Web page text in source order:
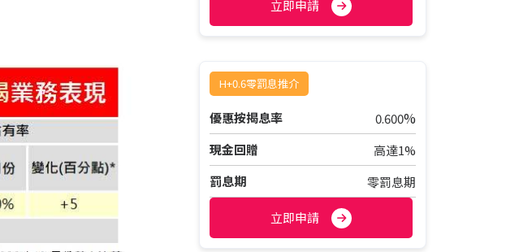
立即申請
H+0.6零罰息推介
優惠按揭息率 0.600%
現金回贈
高達1%
罰息期
零罰息期
立即申請